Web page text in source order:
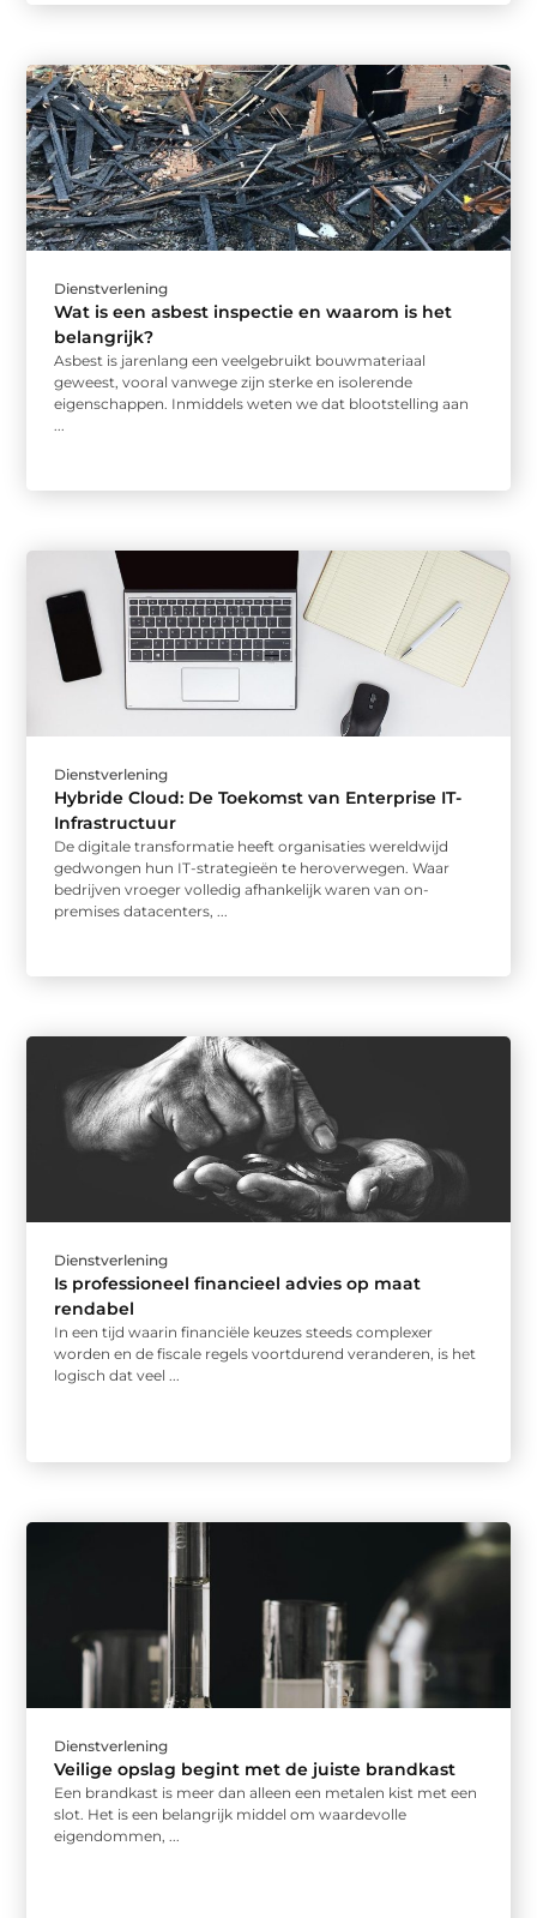
Dienstverlening
Wat is een asbest inspectie en waarom is het
belangrijk?
Asbest is jarenlang een veelgebruikt bouwmateriaal
geweest, vooral vanwege zijn sterke en isolerende
eigenschappen. Inmiddels weten we dat blootstelling aan
...
Dienstverlening
Hybride Cloud: De Toekomst van Enterprise IT-
Infrastructuur
De digitale transformatie heeft organisaties wereldwijd
gedwongen hun IT-strategieën te heroverwegen. Waar
bedrijven vroeger volledig afhankelijk waren van on-
premises datacenters, ...
Dienstverlening
Is professioneel financieel advies op maat
rendabel
In een tijd waarin financiële keuzes steeds complexer
worden en de fiscale regels voortdurend veranderen, is het
logisch dat veel ...
Dienstverlening
Veilige opslag begint met de juiste brandkast
Een brandkast is meer dan alleen een metalen kist met een
slot. Het is een belangrijk middel om waardevolle
eigendommen, ...